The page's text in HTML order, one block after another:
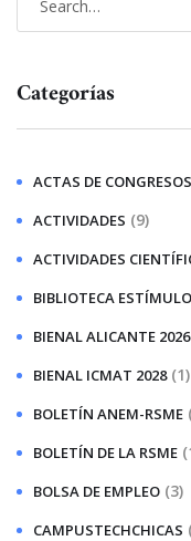
Categorías
ACTAS DE CONGRESOS
ACTIVIDADES (9)
ACTIVIDADES
BIBLIOTECA
BIENAL ALICANTE 2026
BIENAL ICMAT 2028 (1)
BOLETÍN ANEM-RSME
BOLETÍN DE LA RSME
BOLSA DE EMPLEO (3)
CAMPUSTECHCHICAS